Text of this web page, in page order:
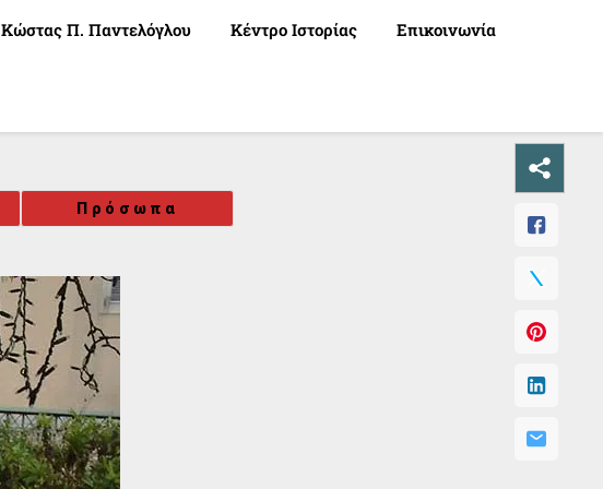
Κώστας Π. Παντελόγλου Κέντρο Ιστορίας Επικοινωνία
Πρόσωπα